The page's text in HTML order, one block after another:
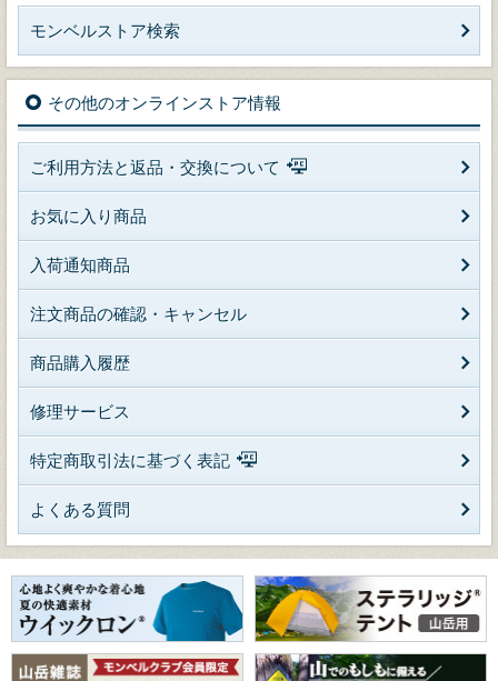
モンベルストア検索
その他のオンラインストア情報
ご利用方法と返品・交換について
お気に入り商品
入荷通知商品
注文商品の確認・キャンセル
商品購入履歴
修理サービス
特定商取引法に基づく表記
よくある質問